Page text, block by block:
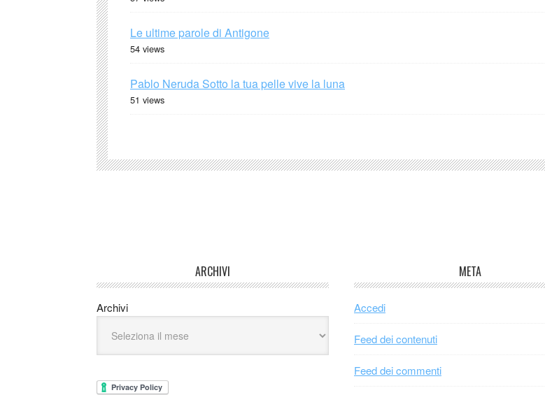
Le ultime parole di Antigone
54 views
Pablo Neruda Sotto la tua pelle vive la luna
51 views
ARCHIVI
Archivi
META
Accedi
Feed dei contenuti
Feed dei commenti